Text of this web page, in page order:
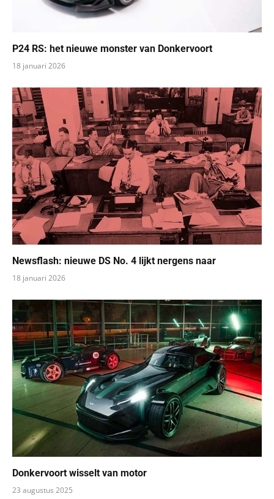
P24 RS: het nieuwe monster van Donkervoort
18 januari 2026
Newsflash: nieuwe DS No. 4 lijkt nergens naar
18 januari 2026
Donkervoort wisselt van motor
23 augustus 2025